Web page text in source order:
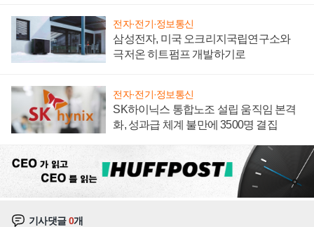
전자·전기·정보통신
삼성전자, 미국 오크리지국립연구소와
극저온 히트펌프 개발하기로
전자·전기·정보통신
SK하이닉스 통합노조 설립 움직임 본격
화, 성과급 체계 불만에 3500명 결집
기사댓글0개